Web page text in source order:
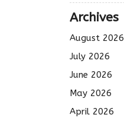
Archives
August 2026
July 2026
June 2026
May 2026
April 2026